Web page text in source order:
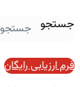
جستجو
فرم ارزیابی رایگان